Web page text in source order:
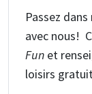
Passez
avec nous!
Fun et
loisirs